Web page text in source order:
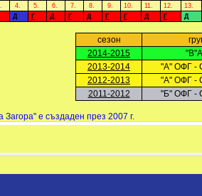
4. 5. 6. 7. 8. 9. 10. 11. 12.
13.
Д Г Д Г Д Г Г Д Г Д
сезон
2014-2015
2013-2014
"А" ОФГ -
2012-2013
"А" ОФГ -
2011-2012
"Б" ОФГ -
Загора" е създаден през 2007 г.